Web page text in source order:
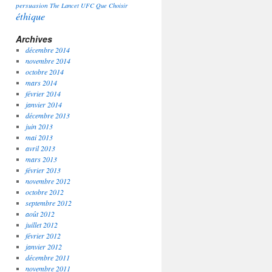
persuasion The Lancet UFC Que Choisir
éthique
Archives
décembre 2014
novembre 2014
octobre 2014
mars 2014
février 2014
janvier 2014
décembre 2013
juin 2013
mai 2013
avril 2013
mars 2013
février 2013
novembre 2012
octobre 2012
septembre 2012
août 2012
juillet 2012
février 2012
janvier 2012
décembre 2011
novembre 2011